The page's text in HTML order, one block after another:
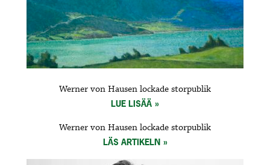
Werner von Hausen lockade storpublik
LUE LISÄÄ
Werner von Hausen lockade storpublik
LÄS ARTIKELN